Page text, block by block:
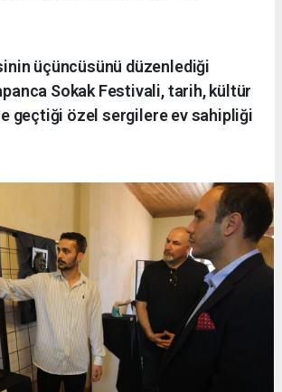
üçüncüsünü düzenlediği
Sokak Festivali, tarih, kültür
geçtiği özel sergilere ev sahipliği